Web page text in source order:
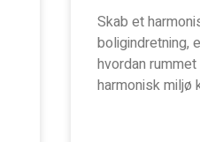
Skab et
boligindretning,
hvordan
harmonisk miljø